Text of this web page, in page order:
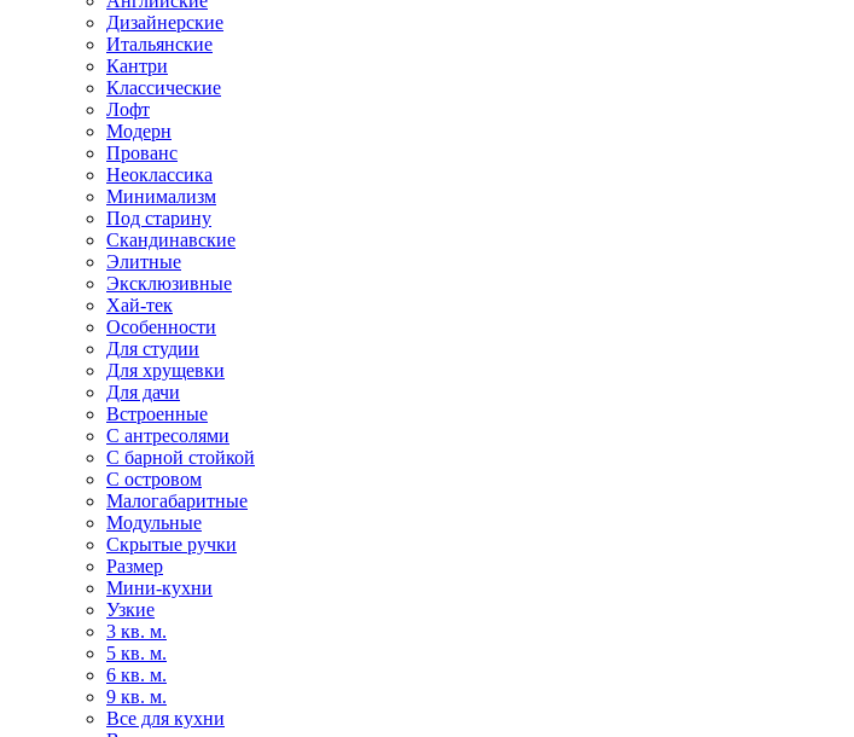
Дизайнерские
Итальянские
Кантри
Классические
Лофт
Модерн
Прованс
Неоклассика
Минимализм
Под старину
Скандинавские
Элитные
Эксклюзивные
Хай-тек
Особенности
Для студии
Для хрущевки
Для дачи
Встроенные
С антресолями
С барной стойкой
С островом
Малогабаритные
Модульные
Скрытые ручки
Размер
Мини-кухни
Узкие
3 кв. м.
5 кв. м.
6 кв. м.
9 кв. м.
Все для кухни